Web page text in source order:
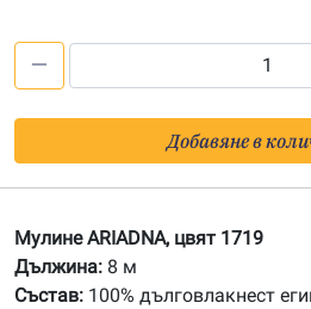
Мулине
ARIADNA
Добавяне в
Мулине ARIADNA, цвят 1719
Дължина: 8 м
Състав: 100% дълговлакнест